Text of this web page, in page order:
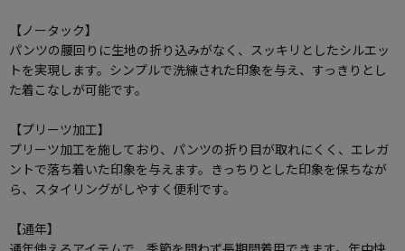
【ノータック】
パンツの腰回りに生地の折り込みがなく、スッキリとしたシルエッ
トを実現します。シンプルで洗練された印象を与え、すっきりとし
た着こなしが可能です。
【プリーツ加工】
プリーツ加工を施しており、パンツの折り目が取れにくく、エレガ
ントで落ち着いた印象を与えます。きっちりとした印象を保ちなが
ら、スタイリングがしやすく便利です。
【通年】